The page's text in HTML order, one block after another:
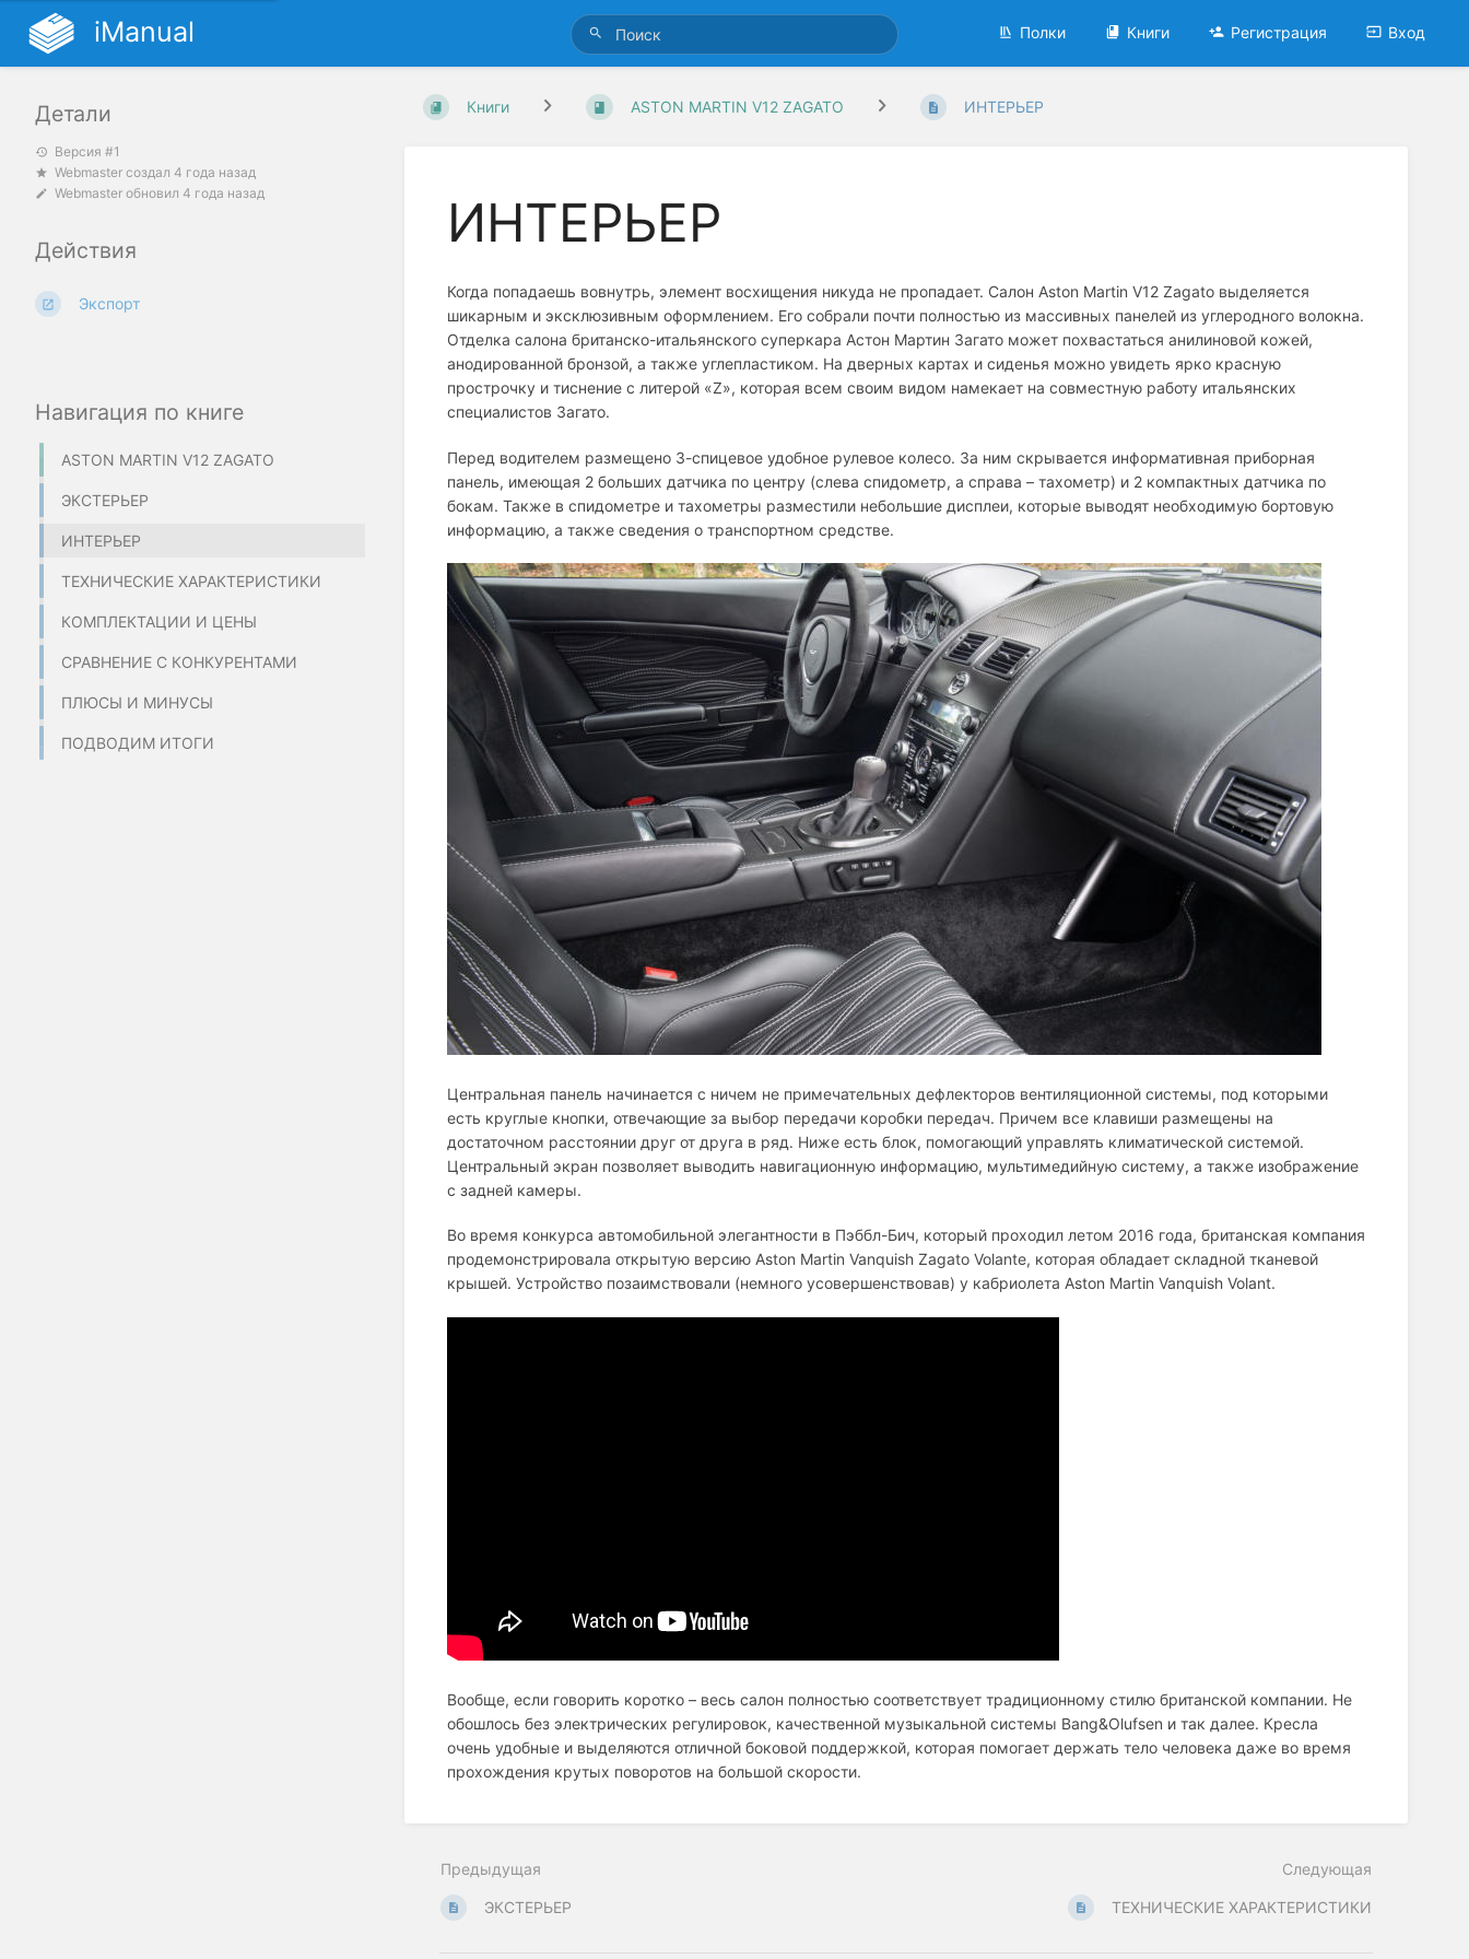
iManual Полки Книги Регистрация Вход
Навигация по книге
ASTON MARTIN V12 ZAGATO
ЭКСТЕРЬЕР
ИНТЕРЬЕР
ТЕХНИЧЕСКИЕ ХАРАКТЕРИСТИКИ
КОМПЛЕКТАЦИИ И ЦЕНЫ
СРАВНЕНИЕ С КОНКУРЕНТАМИ
ПЛЮСЫ И МИНУСЫ
ПОДВОДИМ ИТОГИ
Книги ASTON MARTIN V12 ZAGATO ИНТЕРЬЕР
ИНТЕРЬЕР
Когда попадаешь вовнутрь, элемент восхищения никуда не пропадает. Салон Aston Martin V12 Zagato выделяется
шикарным и эксклюзивным оформлением. Его собрали почти полностью из массивных панелей из углеродного волокна.
Отделка салона британско-итальянского суперкара Астон Мартин Загато может похвастаться анилиновой кожей,
анодированной бронзой, а также углепластиком. На дверных картах и сиденья можно увидеть ярко красную
прострочку и тиснение с литерой «Z», которая всем своим видом намекает на совместную работу итальянских
специалистов Загато.
Перед водителем размещено 3-спицевое удобное рулевое колесо. За ним скрывается информативная приборная
панель, имеющая 2 больших датчика по центру (слева спидометр, а справа – тахометр) и 2 компактных датчика по
бокам. Также в спидометре и тахометры разместили небольшие дисплеи, которые выводят необходимую бортовую
информацию, а также сведения о транспортном средстве.
Центральная панель начинается с ничем не примечательных дефлекторов вентиляционной системы, под которыми
есть круглые кнопки, отвечающие за выбор передачи коробки передач. Причем все клавиши размещены на
достаточном расстоянии друг от друга в ряд. Ниже есть блок, помогающий управлять климатической системой.
Центральный экран позволяет выводить навигационную информацию, мультимедийную систему, а также изображение
с задней камеры.
Во время конкурса автомобильной элегантности в Пэббл-Бич, который проходил летом 2016 года, британская компания
продемонстрировала открытую версию Aston Martin Vanquish Zagato Volante, которая обладает складной тканевой
крышей. Устройство позаимствовали (немного усовершенствовав) у кабриолета Aston Martin Vanquish Volant.
Вообще, если говорить коротко – весь салон полностью соответствует традиционному стилю британской компании. Не
обошлось без электрических регулировок, качественной музыкальной системы Bang&Olufsen и так далее. Кресла
очень удобные и выделяются отличной боковой поддержкой, которая помогает держать тело человека даже во время
прохождения крутых поворотов на большой скорости.
Предыдущая
ЭКСТЕРЬЕР
Следующая
ТЕХНИЧЕСКИЕ ХАРАКТЕРИСТИКИ
Детали
Версия #1
Webmaster создал 4 года назад
Webmaster обновил 4 года назад
Действия
Экспорт